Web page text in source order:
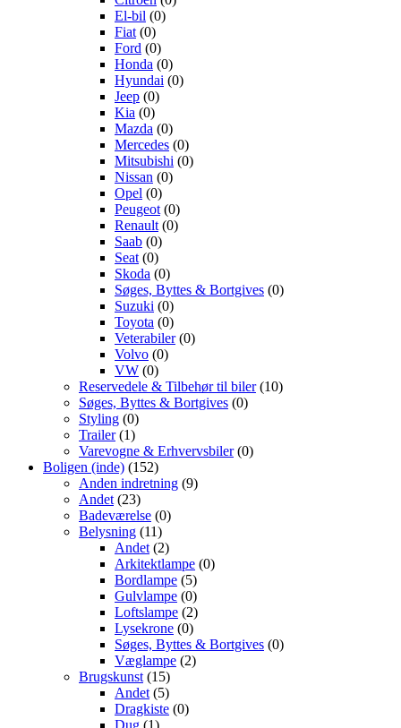
El-bil (0)
Fiat (0)
Ford (0)
Honda (0)
Hyundai (0)
Jeep (0)
Kia (0)
Mazda (0)
Mercedes (0)
Mitsubishi (0)
Nissan (0)
Opel (0)
Peugeot (0)
Renault (0)
Saab (0)
Seat (0)
Skoda (0)
Søges, Byttes & Bortgives (0)
Suzuki (0)
Toyota (0)
Veterabiler(0)
Volvo (0)
VW (0)
Reservedele & Tilbehør til biler(10)
Søges, Byttes & Bortgives (0)
Styling (0)
Trailer(1)
Varevogne & Erhvervsbiler(0)
Boligen (inde) (152)
Anden indretning (9)
Andet (23)
Badeværelse (0)
Belysning (11)
Andet (2)
Arkitektlampe (0)
Bordlampe (5)
Gulvlampe (0)
Loftslampe (2)
Lysekrone (0)
Søges, Byttes & Bortgives (0)
Væglampe (2)
Brugskunst (15)
Andet (5)
Dragkiste (0)
Dug (1)